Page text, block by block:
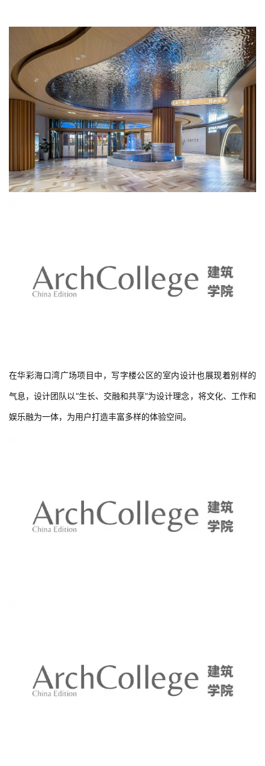
在华彩海口湾广场项目中，写字楼公区的室内设计也展现着别样的
气息，设计团队以“生长、交融和共享”为设计理念，将文化、工作和